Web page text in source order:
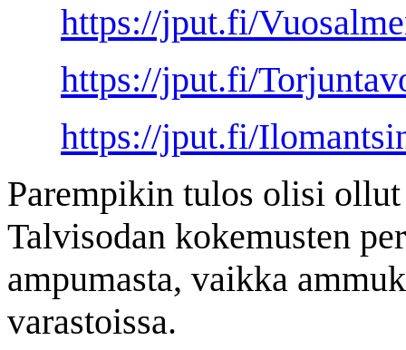
https://jput.fi/
https://jput.fi/
https://jput.fi/
Parempikin tulos olisi
Talvisodan kokemusten
ampumasta, vaikka
varastoissa.